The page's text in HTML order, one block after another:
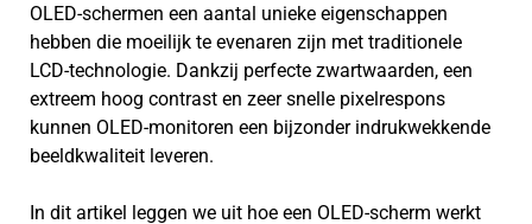
OLED-schermen een aantal unieke eigenschappen
hebben die moeilijk te evenaren zijn met traditionele
LCD-technologie. Dankzij perfecte zwartwaarden, een
extreem hoog contrast en zeer snelle pixelrespons
kunnen OLED-monitoren een bijzonder indrukwekkende
beeldkwaliteit leveren.
In dit artikel leggen we uit hoe een OLED-scherm werkt